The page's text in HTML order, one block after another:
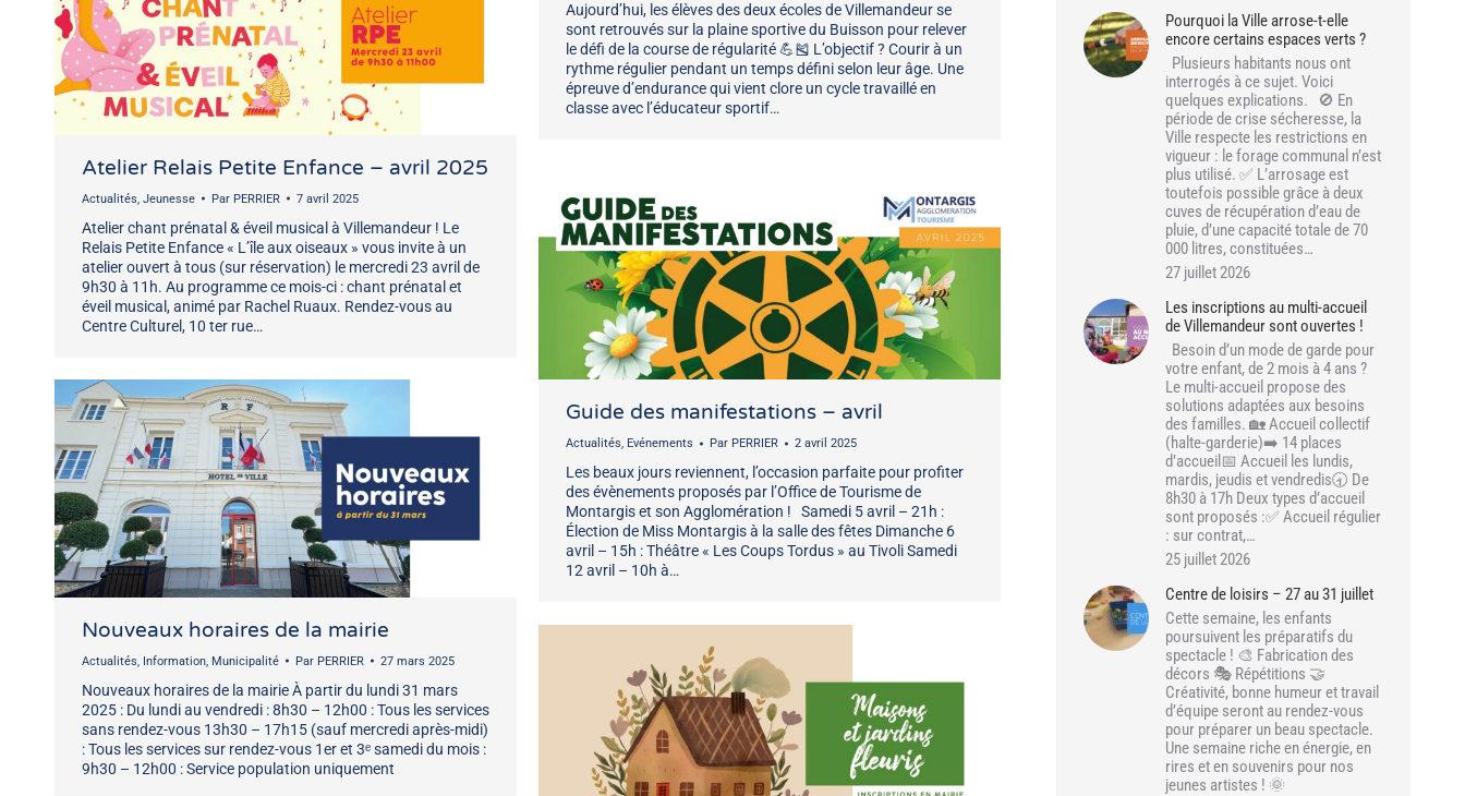
Aujourd’hui, les élèves des deux écoles de Villemandeur se
sont retrouvés sur la plaine sportive du Buisson pour relever
le défi de la course de régularité 💪🎽 L’objectif ? Courir à un
rythme régulier pendant un temps défini selon leur âge. Une
épreuve d’endurance qui vient clore un cycle travaillé en
classe avec l’éducateur sportif…
Atelier Relais Petite Enfance – avril 2025
Actualités Jeunesse Par PERRIER 7 avril 2025
Atelier chant prénatal & éveil musical à Villemandeur ! Le
Relais Petite Enfance « L’île aux oiseaux » vous invite à un
atelier ouvert à tous (sur réservation) le mercredi 23 avril de
9h30 à 11h. Au programme ce mois-ci : chant prénatal et
éveil musical, animé par Rachel Ruaux. Rendez-vous au
Centre Culturel, 10 ter rue…
Guide des manifestations – avril
Actualités, Evénements Par PERRIER 2 avril 2025
Les beaux jours reviennent, l’occasion parfaite pour profiter
des évènements proposés par l’Office de Tourisme de
Montargis et son Agglomération ! Samedi 5 avril – 21h :
Élection de Miss Montargis à la salle des fêtes Dimanche 6
avril – 15h : Théâtre « Les Coups Tordus » au Tivoli Samedi
12 avril – 10h à…
Nouveaux horaires de la mairie
Actualités, Information, Municipalité Par PERRIER 27 mars 2025
Nouveaux horaires de la mairie À partir du lundi 31 mars
2025 : Du lundi au vendredi : 8h30 – 12h00 : Tous les services
sans rendez-vous 13h30 – 17h15 (sauf mercredi après-midi)
: Tous les services sur rendez-vous 1er et 3ᵉ samedi du mois :
9h30 – 12h00 : Service population uniquement
Pourquoi la Ville arrose-t-elle
encore certains espaces verts ?
Plusieurs habitants nous ont
interrogés à ce sujet. Voici
quelques explications. 🚫 En
période de crise sécheresse, la
Ville respecte les restrictions en
vigueur : le forage communal n’est
plus utilisé. ✅ L’arrosage est
toutefois possible grâce à deux
cuves de récupération d’eau de
pluie, d’une capacité totale de 70
000 litres, constituées…
27 juillet 2026
Les inscriptions au multi-accueil
de Villemandeur sont ouvertes !
Besoin d’un mode de garde pour
votre enfant, de 2 mois à 4 ans ?
Le multi-accueil propose des
solutions adaptées aux besoins
des familles. 🏡 Accueil collectif
(halte-garderie)➡️ 14 places
d’accueil📅 Accueil les lundis,
mardis, jeudis et vendredis🕣 De
8h30 à 17h Deux types d’accueil
sont proposés :✅ Accueil régulier
: sur contrat,…
25 juillet 2026
Centre de loisirs – 27 au 31 juillet
Cette semaine, les enfants
poursuivent les préparatifs du
spectacle ! 🎨 Fabrication des
décors 🎭 Répétitions 🤝
Créativité, bonne humeur et travail
d’équipe seront au rendez-vous
pour préparer un beau spectacle.
Une semaine riche en énergie, en
rires et en souvenirs pour nos
jeunes artistes ! 🌞